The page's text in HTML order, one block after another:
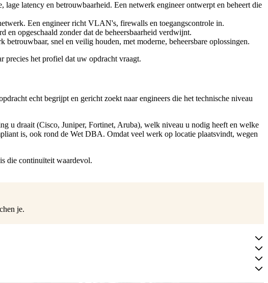
lage latency en betrouwbaarheid. Een netwerk engineer ontwerpt en beheert die
Een engineer richt VLAN's, firewalls en toegangscontrole in.
en opgeschaald zonder dat de beheersbaarheid verdwijnt.
snel en veilig houden, met moderne, beheersbare oplossingen.
precies het profiel dat uw opdracht vraagt.
echt begrijpt en gericht zoekt naar engineers die het technische niveau
u draait (Cisco, Juniper, Fortinet, Aruba), welk niveau u nodig heeft en welke
is, ook rond de Wet DBA. Omdat veel werk op locatie plaatsvindt, wegen
die continuïteit waardevol.
je.